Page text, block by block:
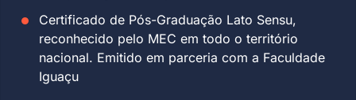
Certificado de Pós-Graduação Lato Sensu,
reconhecido pelo MEC em todo o território
nacional. Emitido em parceria com a Faculdade
Iguaçu